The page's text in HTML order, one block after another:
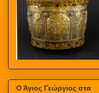
Ο Άγιος Γεώργιος στα